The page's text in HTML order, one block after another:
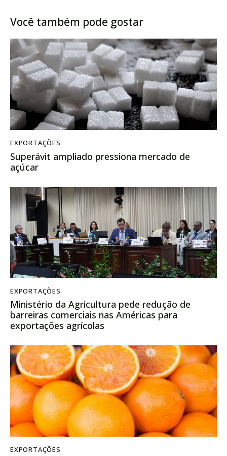
Você também pode gostar
EXPORTAÇÕES
Superávit ampliado pressiona mercado de
açúcar
EXPORTAÇÕES
Ministério da Agricultura pede redução de
barreiras comerciais nas Américas para
exportações agrícolas
EXPORTAÇÕES